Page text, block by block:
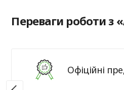
Переваги роботи з
Офіційні